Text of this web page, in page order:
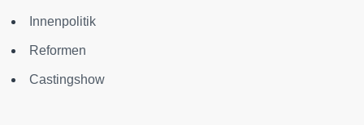
Innenpolitik
Reformen
Castingshow